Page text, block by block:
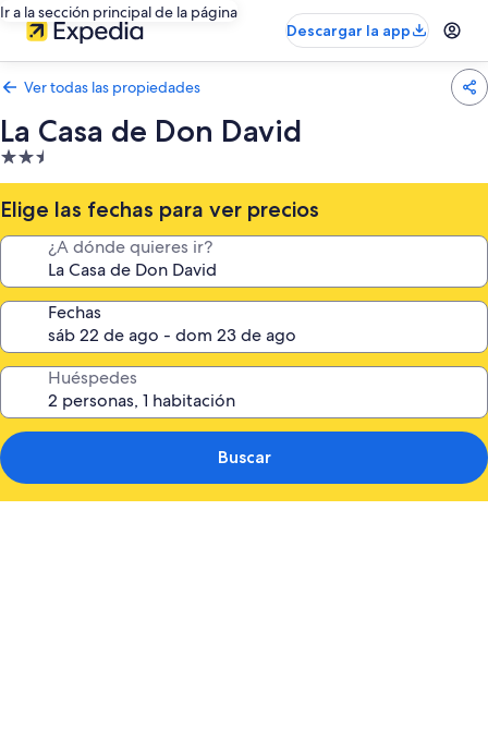
Ir a la sección principal de la página
Descargar la app
Ver todas las propiedades
La Casa de Don David
Propiedad
de
2.5
estrellas
Elige las fechas para ver precios
¿A dónde quieres ir?
Fechas
Huéspedes
Buscar